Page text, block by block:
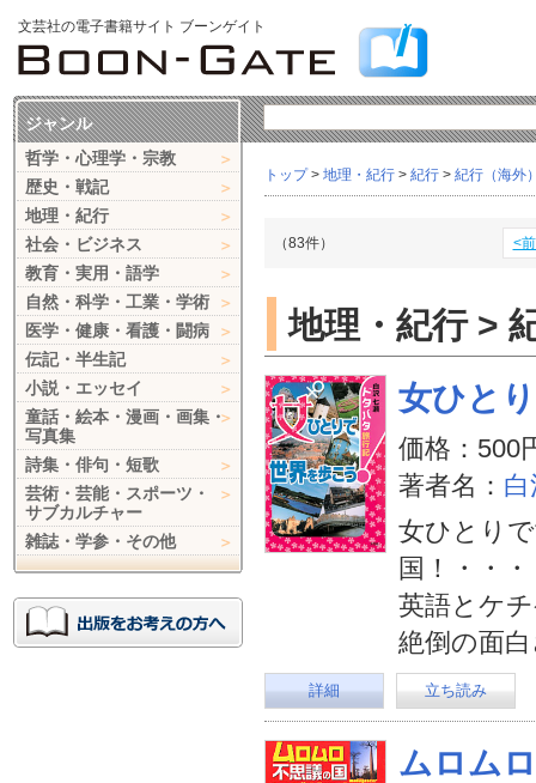
文芸社の電子書籍サイト ブーンゲイト
トップ> 地理・紀行 > 紀行 > 紀行（海外
（83件） <
地理・紀行 >
女ひと
価格：500
著者名：
女ひとり
国！・・
英語とケ
絶倒の面
詳細 立ち読み
ムロム
ジャンル
哲学・心理学・宗教
歴史・戦記
地理・紀行
社会・ビジネス
教育・実用・語学
自然・科学・工業・学術
医学・健康・看護・闘病
伝記・半生記
小説・エッセイ
童話・絵本・漫画・画集・
写真集
詩集・俳句・短歌
芸術・芸能・スポーツ・
サブカルチャー
雑誌・学参・その他